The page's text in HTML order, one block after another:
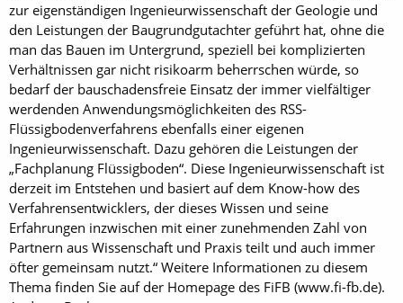
zur eigenständigen Ingenieurwissenschaft der Geologie und
den Leistungen der Baugrundgutachter geführt hat, ohne die
man das Bauen im Untergrund, speziell bei komplizierten
Verhältnissen gar nicht risikoarm beherrschen würde, so
bedarf der bauschadensfreie Einsatz der immer vielfältiger
werdenden Anwendungsmöglichkeiten des RSS-
Flüssigbodenverfahrens ebenfalls einer eigenen
Ingenieurwissenschaft. Dazu gehören die Leistungen der
„Fachplanung Flüssigboden“. Diese Ingenieurwissenschaft ist
derzeit im Entstehen und basiert auf dem Know-how des
Verfahrensentwicklers, der dieses Wissen und seine
Erfahrungen inzwischen mit einer zunehmenden Zahl von
Partnern aus Wissenschaft und Praxis teilt und auch immer
öfter gemeinsam nutzt.“ Weitere Informationen zu diesem
Thema finden Sie auf der Homepage des FiFB (www.fi-fb.de).